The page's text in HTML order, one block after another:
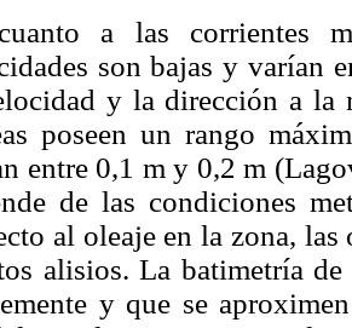
a las corrientes
son bajas y varían
y la dirección a la
poseen un rango
entre 0,1 m y 0,2 m
de las condiciones
al oleaje en la zona,
alisios. La batimetría
y que se